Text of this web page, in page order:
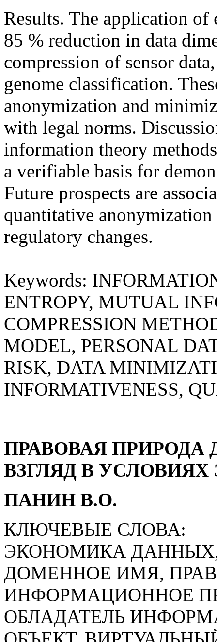
Results. The application of
85 % reduction in data
compression of sensor
genome classification.
anonymization and
with legal norms.
information theory
a verifiable basis for
Future prospects are
quantitative anonymization
regulatory changes.
Keywords:
ENTROPY, MUTUAL
COMPRESSION
MODEL, PERSONAL
RISK, DATA
INFORMATIVENESS,
ПРАВОВАЯ
ВЗГЛЯД В
ПАНИН В.О.
КЛЮЧЕВЫЕ СЛОВА:
ЭКОНОМИКА
ДОМЕННОЕ ИМЯ,
ИНФОРМАЦИОННОЕ
ОБЛАДАТЕЛЬ